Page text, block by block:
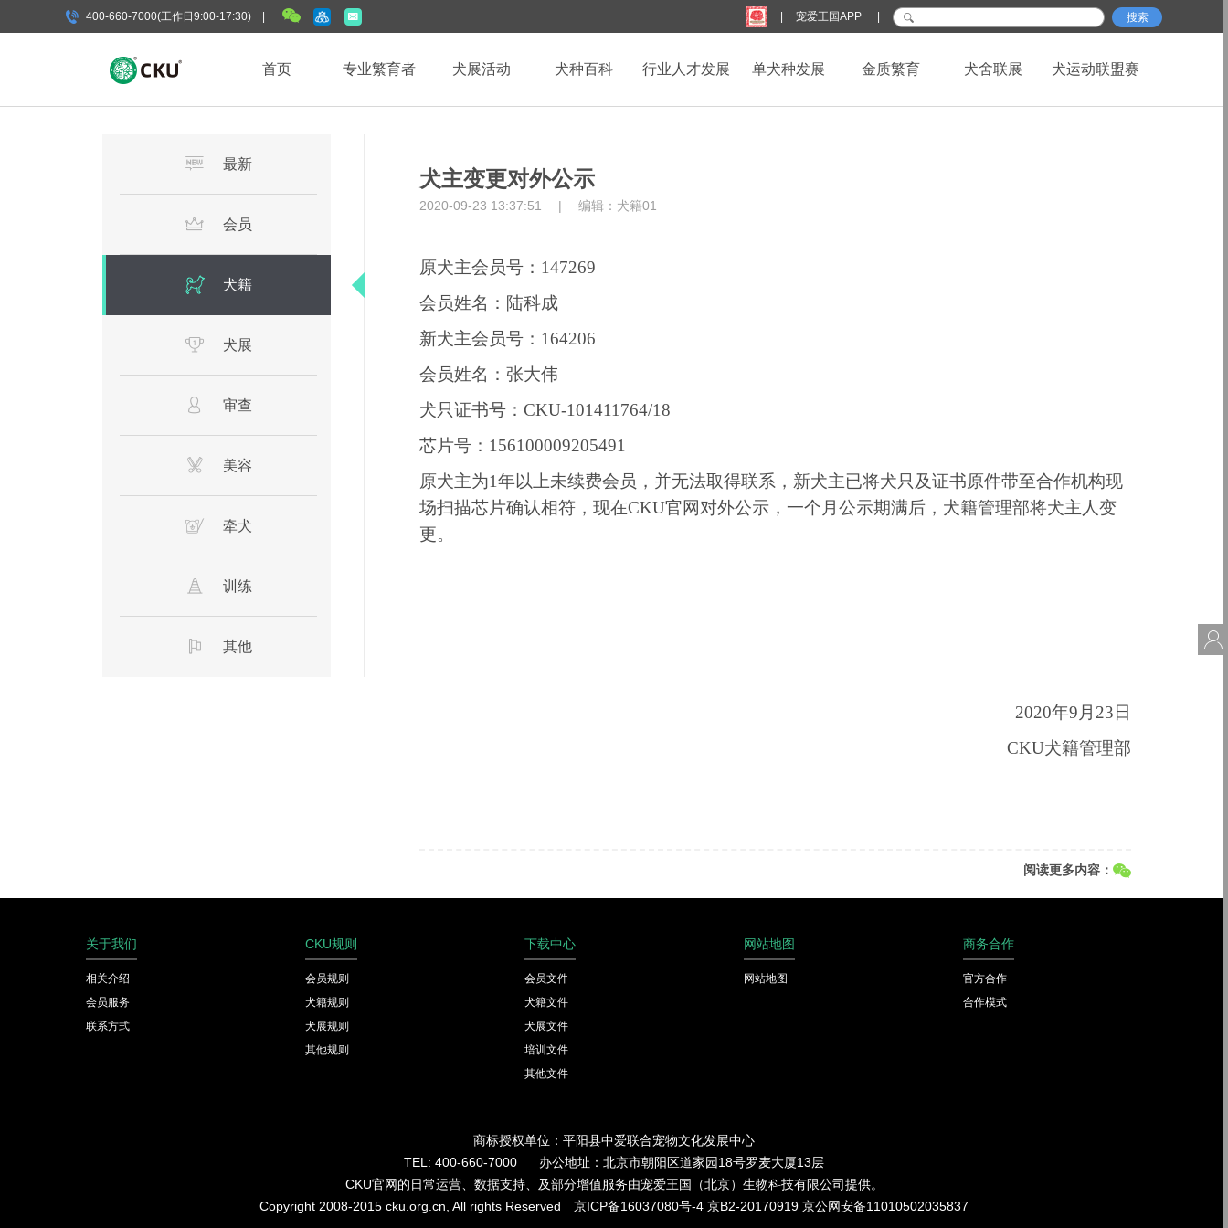
400-660-7000(工作日9:00-17:30) | 宠爱王国APP 搜索
首页 专业繁育者 犬展活动 犬种百科 行业人才发展 单犬种发展 金质繁育 犬舍联展 犬运动联盟赛
最新
会员
犬籍
犬展
审查
美容
牵犬
训练
其他
犬主变更对外公示
2020-09-23 13:37:51 | 编辑： 犬籍01
原犬主会员号： 147269
会员姓名：陆科成
新犬主会员号： 164206
会员姓名：张大伟
犬只证书号： CKU-101411764/18
芯片号 ： 156100009205491
原犬主为1年以上未续费会员 ，并无法取得联系，新犬主已将犬只及证书原件带至合作机构现
场扫描芯片确认相符，现在CKU官网对外公示，一个月公示期满后，犬籍管理部将犬主人变
更。
2020年9月23日
CKU犬籍管理部
阅读更多内容：
关于我们
相关介绍
会员服务
联系方式
CKU规则
会员规则
犬籍规则
犬展规则
其他规则
下载中心
会员文件
犬籍文件
犬展文件
培训文件
其他文件
网站地图
网站地图
商务合作
官方合作
合作模式
商标授权单位：平阳县中爱联合宠物文化发展中心
TEL: 400-660-7000 办公地址：北京市朝阳区道家园18号罗麦大厦13层
CKU官网的日常运营、数据支持、及部分增值服务由宠爱王国（北京）生物科技有限公司提供。
Copyright 2008-2015 cku.org.cn, All rights Reserved 京ICP备16037080号-4 京B2-20170919 京公网安备11010502035837